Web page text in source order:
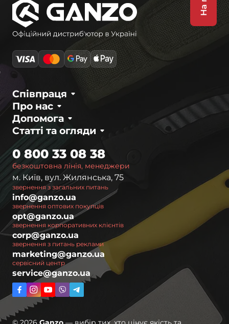
Про нас
Співпраця
Статті та огляди
Допомога
безкоштовна лінія, менеджери
0 800 33 08 38
м. Київ, вул. Жилянська, 75
звернення з загальних питань
info@ganzo.ua
звернення оптових покупців
opt@ganzo.ua
звернення корпоративних клієнтів
corp@ganzo.ua
звернення з питань реклами
marketing@ganzo.ua
сервісний центр
service@ganzo.ua